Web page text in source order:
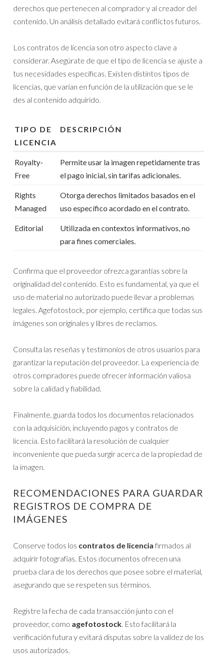
derechos que pertenecen al comprador y al creador del
contenido. Un análisis detallado evitará conflictos futuros.
Los contratos de licencia son otro aspecto clave a
considerar. Asegúrate de que el tipo de licencia se ajuste a
tus necesidades específicas. Existen distintos tipos de
licencias, que varían en función de la utilización que se le
des al contenido adquirido.
TIPO DE
LICENCIA
DESCRIPCIÓN
Royalty-
Free
Permite usar la imagen repetidamente tras
el pago inicial, sin tarifas adicionales.
Rights
Managed
Otorga derechos limitados basados en el
uso específico acordado en el contrato.
Editorial
Utilizada en contextos informativos, no
para fines comerciales.
Confirma que el proveedor ofrezca garantías sobre la
originalidad del contenido. Esto es fundamental, ya que el
uso de material no autorizado puede llevar a problemas
legales. Agefotostock, por ejemplo, certifica que todas sus
imágenes son originales y libres de reclamos.
Consulta las reseñas y testimonios de otros usuarios para
garantizar la reputación del proveedor. La experiencia de
otros compradores puede ofrecer información valiosa
sobre la calidad y fiabilidad.
Finalmente, guarda todos los documentos relacionados
con la adquisición, incluyendo pagos y contratos de
licencia. Esto facilitará la resolución de cualquier
inconveniente que pueda surgir acerca de la propiedad de
la imagen.
RECOMENDACIONES PARA GUARDAR
REGISTROS DE COMPRA DE
IMÁGENES
Conserve todos los contratos de licencia firmados al
adquirir fotografías. Estos documentos ofrecen una
prueba clara de los derechos que posee sobre el material,
asegurando que se respeten sus términos.
Registre la fecha de cada transacción junto con el
proveedor, como agefotostock. Esto facilitará la
verificación futura y evitará disputas sobre la validez de los
usos autorizados.